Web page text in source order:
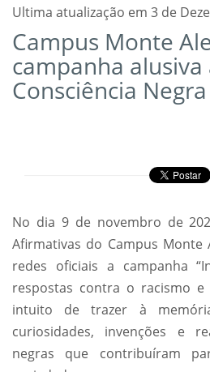
Ultima atualização em 3 de
Campus Monte
campanha alusiva
Consciência Negra
No dia 9 de novembro de
Afirmativas do Campus Monte
redes oficiais a campanha
respostas contra o racismo
intuito de trazer à
curiosidades, invenções e
negras que contribuíram